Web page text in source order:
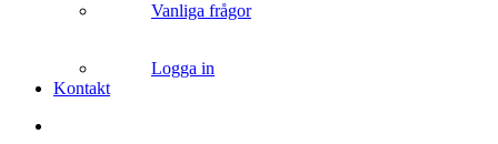
Vanliga frågor
Logga in
Kontakt